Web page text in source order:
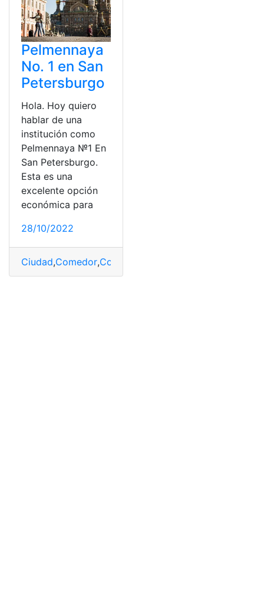
Pelmennaya
No. 1 en San
Petersburgo
Hola. Hoy quiero
hablar de una
institución como
Pelmennaya №1 En
San Petersburgo.
Esta es una
excelente opción
económica para
28/10/2022
Ciudad,Comedor,Comida